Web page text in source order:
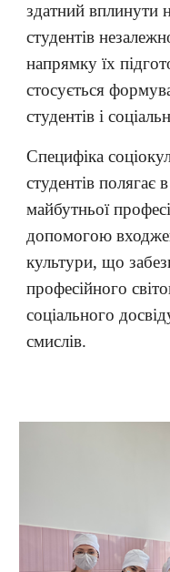
здатний вплинути
студентів
напрямку їх
стосується
студентів і
Специфіка
студентів полягає
майбутньої
допомогою
культури, що
професійного
соціального
смислів.